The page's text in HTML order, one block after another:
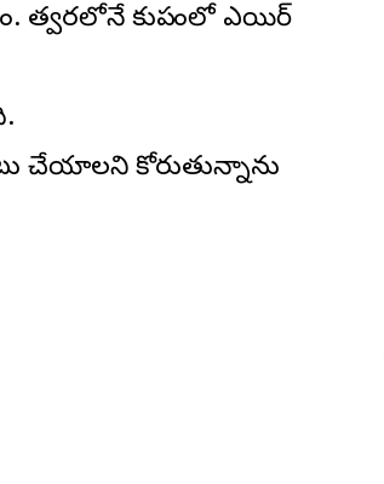
త్వరలోనే కుప్పంలో ఎయిర్
చేయాలని కోరుతున్నాను